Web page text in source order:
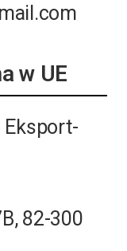
w UE
Eksport-
82-300